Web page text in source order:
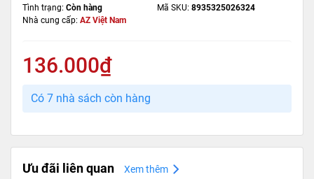
Tình trạng: Còn hàng Mã SKU: 8935325026324
Nhà cung cấp: AZ Việt Nam
136.000₫
Có 7 nhà sách còn hàng
Ưu đãi liên quan Xem thêm